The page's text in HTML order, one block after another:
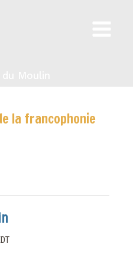
la francophonie